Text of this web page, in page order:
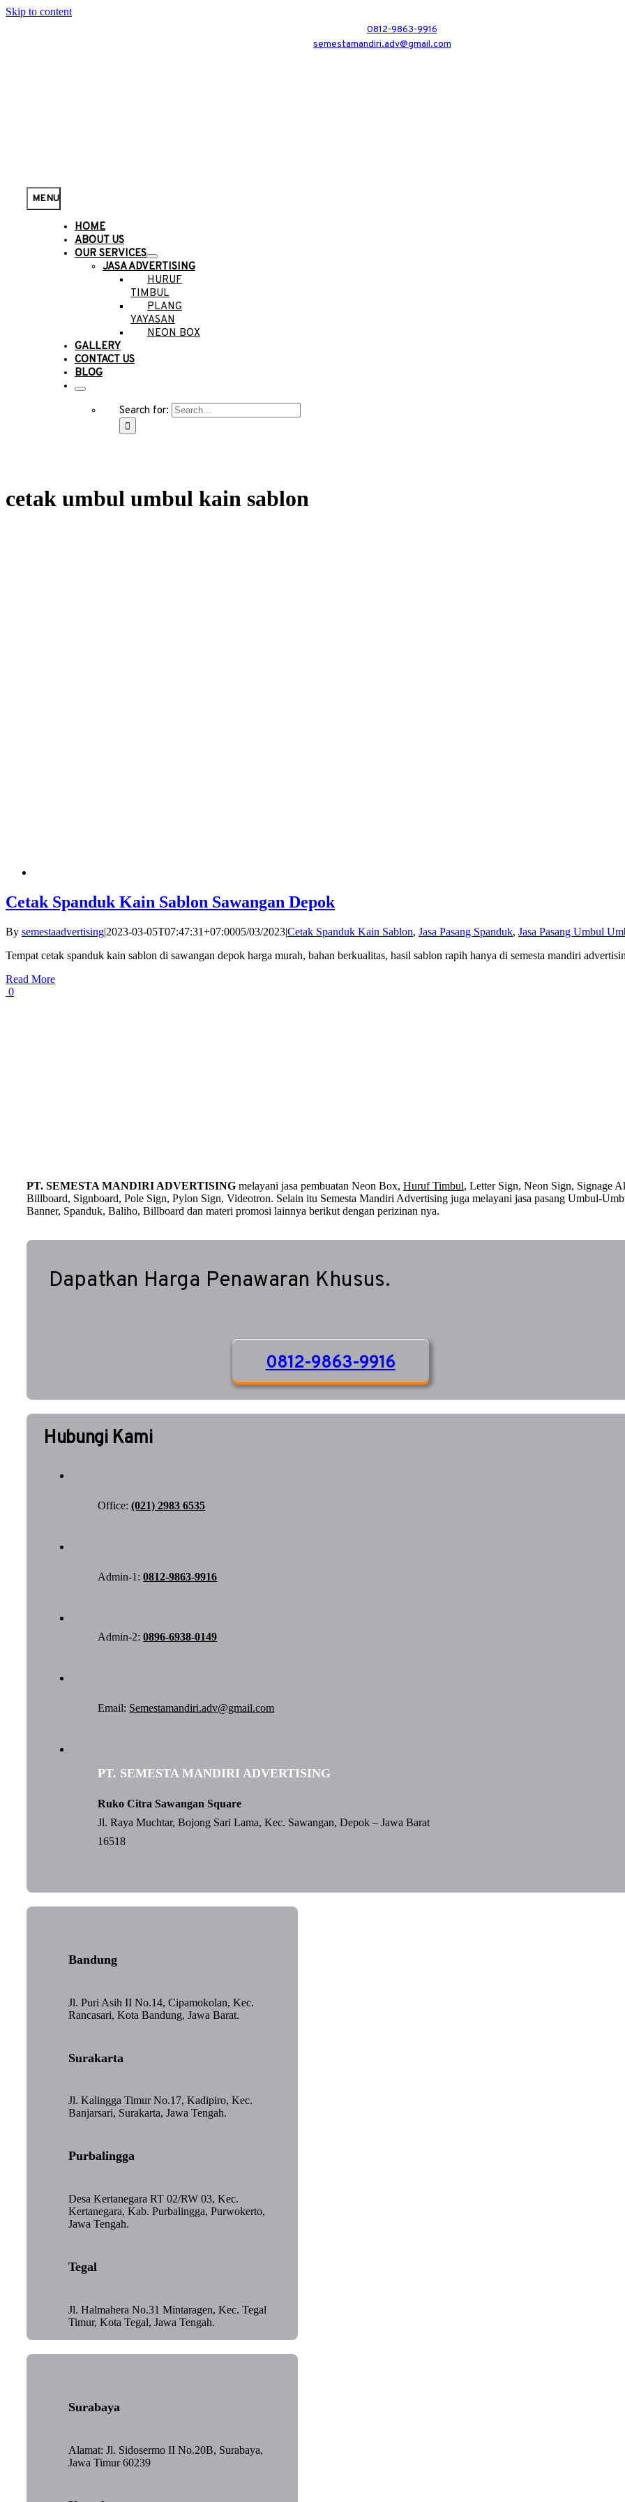
Skip to content
0812-9863-9916
semestamandiri.adv@gmail.com
MENU
HOME
ABOUT US
OUR SERVICES
JASA ADVERTISING
HURUF
TIMBUL
PLANG
YAYASAN
NEON BOX
GALLERY
CONTACT US
BLOG
Search for:
cetak umbul umbul kain sablon
Cetak Spanduk Kain Sablon Sawangan Depok
By semestaadvertising|2023-03-05T07:47:31+07:0005/03/2023|Cetak Spanduk Kain Sablon, Jasa Pasang Spanduk, Jasa Pasang Umbul
Tempat cetak spanduk kain sablon di sawangan depok harga murah, bahan berkualitas, hasil sablon rapih hanya di semesta mandiri
Read More
0
PT. SEMESTA MANDIRI ADVERTISINGmelayani jasa pembuatan Neon Box, Huruf Timbul, Letter Sign, Neon Sign, Signage
Billboard, Signboard, Pole Sign, Pylon Sign, Videotron. Selain itu Semesta Mandiri Advertising juga melayani jasa pasang Umbul-
Banner, Spanduk, Baliho, Billboard dan materi promosi lainnya berikut dengan perizinan nya.
Dapatkan Harga Penawaran Khusus.
0812-9863-9916
Hubungi Kami
Office:(021) 2983 6535
Admin-1:0812-9863-9916
Admin-2:0896-6938-0149
Email: Semestamandiri.adv@gmail.com
PT. SEMESTA MANDIRI ADVERTISING
Ruko Citra Sawangan Square
Jl. Raya Muchtar, Bojong Sari Lama, Kec. Sawangan, Depok – Jawa Barat
16518
Bandung
Jl. Puri Asih II No.14, Cipamokolan, Kec.
Rancasari, Kota Bandung, Jawa Barat.
Surakarta
Jl. Kalingga Timur No.17, Kadipiro, Kec.
Banjarsari, Surakarta, Jawa Tengah.
Purbalingga
Desa Kertanegara RT 02/RW 03, Kec.
Kertanegara, Kab. Purbalingga, Purwokerto,
Jawa Tengah.
Tegal
Jl. Halmahera No.31 Mintaragen, Kec. Tegal
Timur, Kota Tegal, Jawa Tengah.
Surabaya
Alamat: Jl. Sidosermo II No.20B, Surabaya,
Jawa Timur 60239